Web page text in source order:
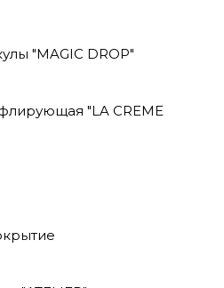
"MAGIC DROP"
"LA CREME